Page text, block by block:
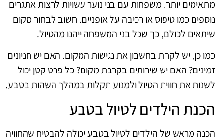
מתאימים יותר. משפחות עם בני נוער עשויות לרצות אתגרים
נוספים כמו טיפוס או רכיבה על אופניים. חשוב לבחור מקום
שיתאים לכולם, כך שכל בני המשפחה ייהנו מהטיול.
כמו כן, יש לקחת בחשבון את נגישות המקום. האם יש חניונים
זמינים? האם יש שירותים בקרבת מקום? כל פרט קטן יכול
לשנות את חווית הטיול ולמנוע תקלות במהלך השהות בטבע.
הכנת הילדים לטיול בטבע
הכנה מראש של הילדים לטיול בטבע יכולה להבטיח שהחוויה